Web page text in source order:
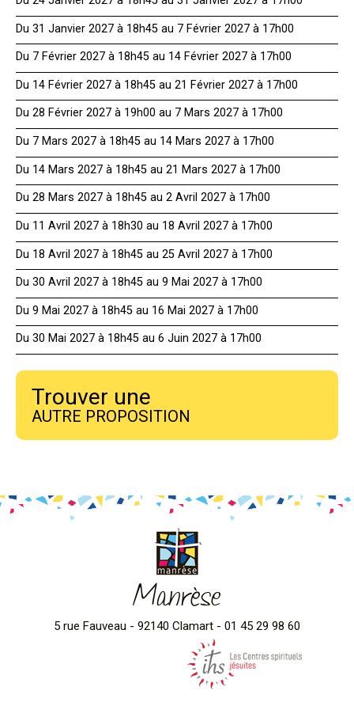
Du 31 Janvier 2027 à 18h45 au 7 Février 2027 à 17h00
Du 7 Février 2027 à 18h45 au 14 Février 2027 à 17h00
Du 14 Février 2027 à 18h45 au 21 Février 2027 à 17h00
Du 28 Février 2027 à 19h00 au 7 Mars 2027 à 17h00
Du 7 Mars 2027 à 18h45 au 14 Mars 2027 à 17h00
Du 14 Mars 2027 à 18h45 au 21 Mars 2027 à 17h00
Du 28 Mars 2027 à 18h45 au 2 Avril 2027 à 17h00
Du 11 Avril 2027 à 18h30 au 18 Avril 2027 à 17h00
Du 18 Avril 2027 à 18h45 au 25 Avril 2027 à 17h00
Du 30 Avril 2027 à 18h45 au 9 Mai 2027 à 17h00
Du 9 Mai 2027 à 18h45 au 16 Mai 2027 à 17h00
Du 30 Mai 2027 à 18h45 au 6 Juin 2027 à 17h00
Trouver une
AUTRE PROPOSITION
Manrèse
5 rue Fauveau - 92140 Clamart - 01 45 29 98 60